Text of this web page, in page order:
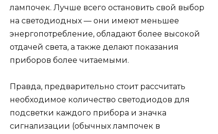
лампочек. Лучше всего остановить свой выбор
на светодиодных — они имеют меньшее
энергопотребление, обладают более высокой
отдачей света, а также делают показания
приборов более читаемыми.
Правда, предварительно стоит рассчитать
необходимое количество светодиодов для
подсветки каждого прибора и значка
сигнализации (обычных лампочек в